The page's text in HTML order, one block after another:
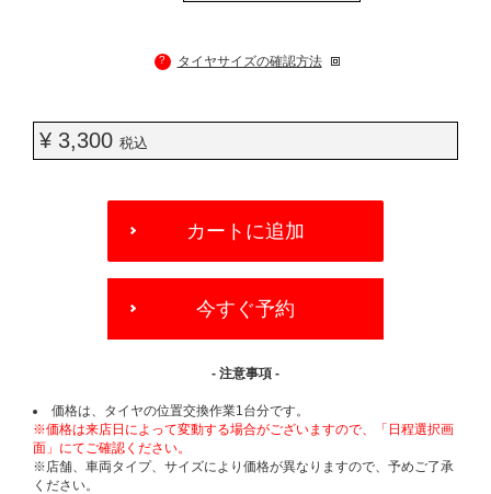
? タイヤサイズの確認方法
¥ 3,300 税込
OPTIONS
カートに追加
今すぐ予約
- 注意事項 -
価格は、タイヤの位置交換作業1台分です。
※価格は来店日によって変動する場合がございますので、「日程選択画
面」にてご確認ください。
※店舗、車両タイプ、サイズにより価格が異なりますので、予めご了承
ください。